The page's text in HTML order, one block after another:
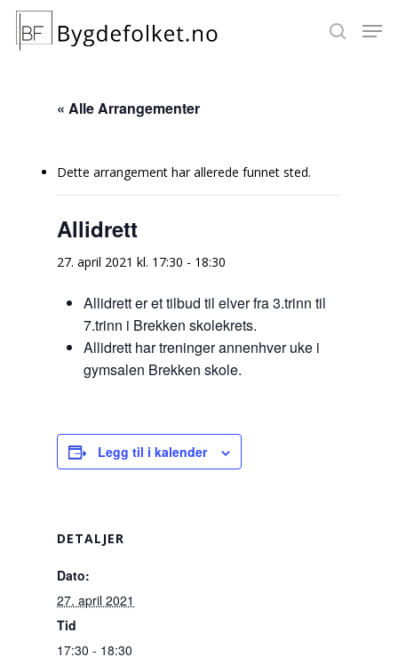
Hit enter to search or ESC to close
« Alle Arrangementer
Dette arrangement har allerede funnet sted.
Allidrett
27. april 2021 kl. 17:30 - 18:30
Allidrett er et tilbud til elver fra 3.trinn til
7.trinn i Brekken skolekrets.
Allidrett har treninger annenhver uke i
gymsalen Brekken skole.
Legg til i kalender
DETALJER
Dato:
27. april 2021
Tid
17:30 - 18:30